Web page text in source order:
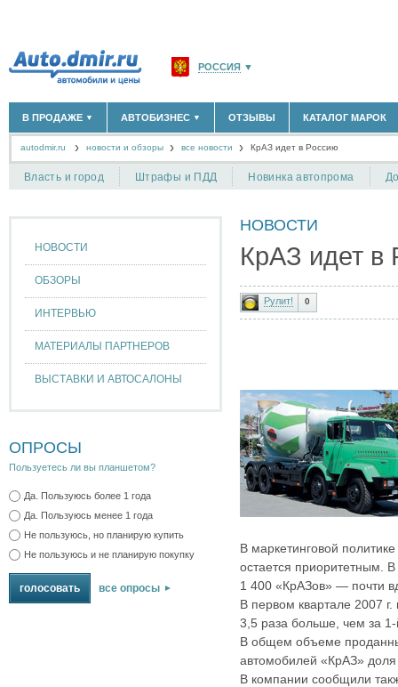
РОССИЯ ▼
САНКТ-ПЕТЕРБУРГ И ОБЛАСТЬ(14304)
КРАСНОДАРСКИЙ КРАЙ(5619)
КРЫМ РЕСПУБЛИКА(412)
В ПРОДАЖЕ ▼
НОВЫЕ АВТОМОБИЛИ(30122)
АВТОМОБИЛИ С ПРОБЕГОМ
АВТОБИЗНЕС ▼
ОФИЦИАЛЬНЫЕ ДИЛЕРЫ(1347)
ТАКСИ(278)
+ ДОБАВИТЬ КОМПАНИЮ
ОТЗЫВЫ КАТАЛОГ МАРОК
autodmir.ru новости и обзоры все новости КрАЗ идет в Россию
Власть и город Штрафы и ПДД Новинка автопрома
НОВОСТИ
ОБЗОРЫ
ИНТЕРВЬЮ
МАТЕРИАЛЫ ПАРТНЕРОВ
ВЫСТАВКИ И АВТОСАЛОНЫ
ОПРОСЫ
Пользуетесь ли вы планшетом?
Да. Пользуюсь более 1 года
Да. Пользуюсь менее 1 года
Не пользуюсь, но планирую купить
Не пользуюсь и не планирую покупку
все опросы
НОВОСТИ
КрАЗ идет в
Рулит! 0
В маркетинговой
остается приоритетным.
1 400 «КрАЗов» — почти
В первом квартале 2007
3,5 раза больше, чем за
В общем объеме
автомобилей «КрАЗ»
В компании сообщили